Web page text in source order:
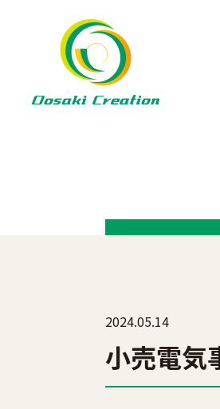
2024.05.14
小売電気